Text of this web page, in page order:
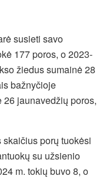
susieti savo
177 poros, o 2023-
žiedus sumainė 28
bažnyčioje
jaunavedžių poros,
porų tuokėsi
su užsienio
m. tokių buvo 8, o